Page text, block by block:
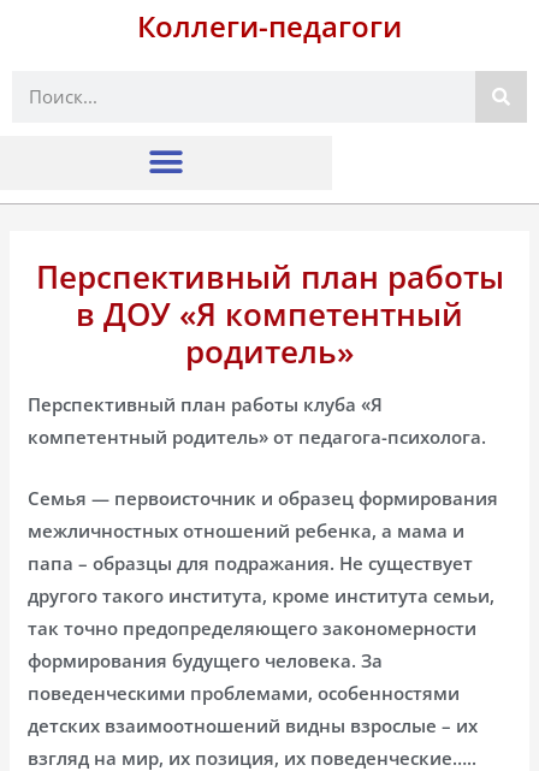
Коллеги-педагоги
Поиск
Перспективный план работы
в ДОУ «Я компетентный
родитель»
Перспективный план работы клуба «Я
компетентный родитель» от педагога-психолога.
Семья — первоисточник и образец формирования
межличностных отношений ребенка, а мама и
папа – образцы для подражания. Не существует
другого такого института, кроме института семьи,
так точно предопределяющего закономерности
формирования будущего человека. За
поведенческими проблемами, особенностями
детских взаимоотношений видны взрослые – их
взгляд на мир, их позиция, их поведенческие…..